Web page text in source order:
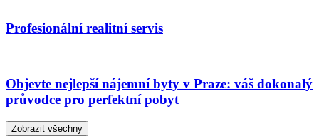
Profesionální realitní servis
Objevte nejlepší nájemní byty v Praze: váš dokonalý
průvodce pro perfektní pobyt
Zobrazit všechny